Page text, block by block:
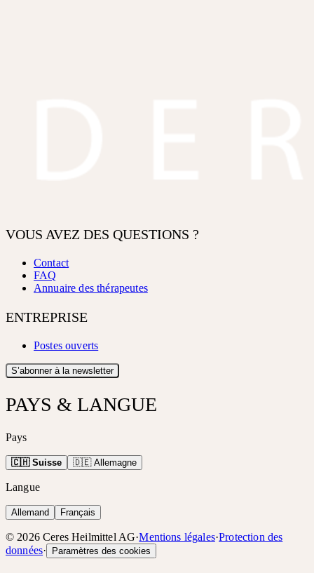
VOUS AVEZ DES QUESTIONS ?
Contact
FAQ
Annuaire des thérapeutes
ENTREPRISE
Postes ouverts
S’abonner à la newsletter
PAYS & LANGUE
Pays
🇨🇭 Suisse 🇩🇪 Allemagne
Langue
Allemand Français
© 2026 Ceres Heilmittel AG·Mentions légales·Protection des
données· Paramètres des cookies